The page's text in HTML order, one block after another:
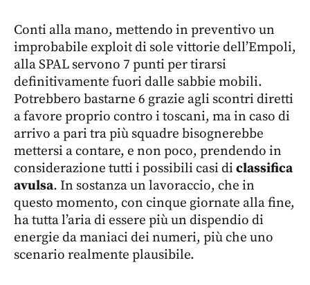
Conti alla mano, mettendo in preventivo un
improbabile exploit di sole vittorie dell’Empoli,
alla SPAL servono 7 punti per tirarsi
definitivamente fuori dalle sabbie mobili.
Potrebbero bastarne 6 grazie agli scontri diretti
a favore proprio contro i toscani, ma in caso di
arrivo a pari tra più squadre bisognerebbe
mettersi a contare, e non poco, prendendo in
considerazione tutti i possibili casi di classifica
avulsa. In sostanza un lavoraccio, che in
questo momento, con cinque giornate alla fine,
ha tutta l’aria di essere più un dispendio di
energie da maniaci dei numeri, più che uno
scenario realmente plausibile.